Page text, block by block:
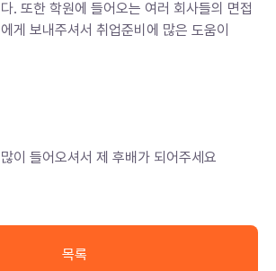
. 또한 학원에 들어오는 여러 회사들의 면접
게 보내주셔서 취업준비에 많은 도움이
이 들어오셔서 제 후배가 되어주세요
목록